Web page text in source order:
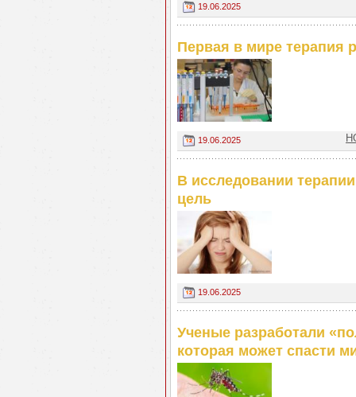
19.06.2025
Первая в мире терапия
19.06.2025
В исследовании
цель
19.06.2025
Ученые разработали
которая может спасти